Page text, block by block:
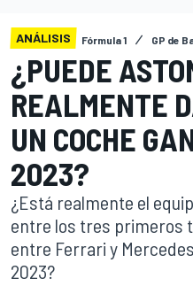
ANÁLISIS Fórmula 1 GP de
¿PUEDE
REALMENTE
UN COCHE
2023?
¿Está realmente el
entre los tres primeros
entre Ferrari y
2023?